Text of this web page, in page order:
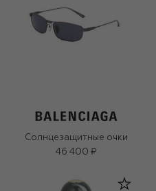
Солнцезащитные очки
46 400 ₽